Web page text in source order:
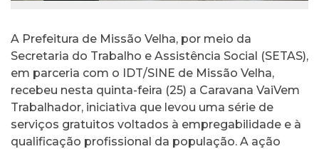
A Prefeitura de Missão Velha, por meio da
Secretaria do Trabalho e Assistência Social (SETAS),
em parceria com o IDT/SINE de Missão Velha,
recebeu nesta quinta-feira (25) a Caravana VaiVem
Trabalhador, iniciativa que levou uma série de
serviços gratuitos voltados à empregabilidade e à
qualificação profissional da população. A ação